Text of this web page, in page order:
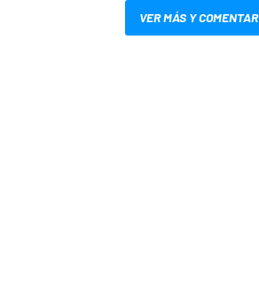
VER MÁS Y COMENTAR